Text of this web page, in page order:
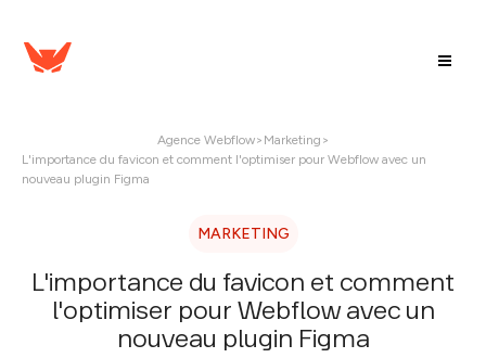
Agence Webflow> Marketing >
L'importance du favicon et comment l'optimiser pour Webflow avec un
nouveau plugin Figma
MARKETING
L'importance du favicon et comment
l'optimiser pour Webflow avec un
nouveau plugin Figma